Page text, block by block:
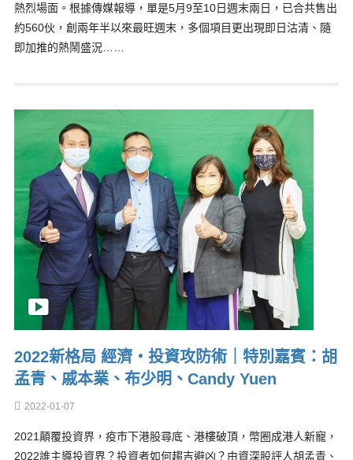
熱烈場面。根據傳媒報導，單是5月9至10日週末兩日，已合共售出
約560伙，創兩年半以來最旺週末，多個項目更出現即日沽清、隨
即加推的熱鬧盛況……
2022新格局 經濟‧投資攻防術｜特別嘉賓：胡
孟青、戚本業、布少明、Candy Yuen
2022-01-07
2021顛覆投資界，疫巿下港股尋底、港樓破頂，幣圈成港人新寵，
2022誰主導投資界？投資者如何趨吉避凶？由資深股評人胡孟青、